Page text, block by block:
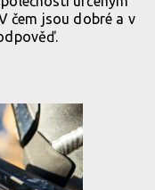
čem jsou dobré a v